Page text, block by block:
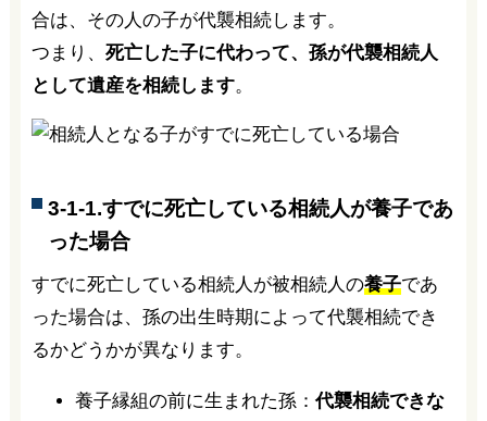
合は、その人の子が代襲相続します。
つまり、 死亡した子に代わって、孫が代襲相続人
として遺産を相続します。
3-1-1.すでに死亡している相続人が養子であ
った場合
すでに死亡している相続人が被相続人の養子であ
った場合は、孫の出生時期によって代襲相続でき
るかどうかが異なります。
養子縁組の前に生まれた孫： 代襲相続できな